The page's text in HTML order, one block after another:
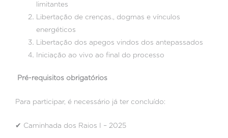
limitantes
Libertação de crenças., dogmas e vínculos
energéticos
Libertação dos apegos vindos dos antepassados
Iniciação ao vivo ao final do processo
Pré-requisitos obrigatórios
Para participar, é necessário já ter concluído:
✔ Caminhada dos Raios I – 2025